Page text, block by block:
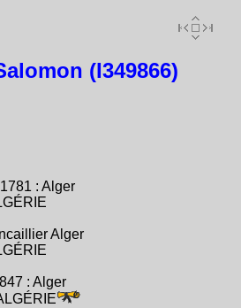
(I349866)
: Alger
Alger
: Alger